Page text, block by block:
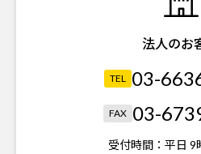
法人のお
TEL 03-
FAX 03-
受付時間： 平日 9